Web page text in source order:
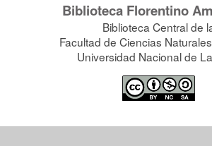
Biblioteca Florentino
Biblioteca Central de
Facultad de Ciencias
Universidad Nacional de